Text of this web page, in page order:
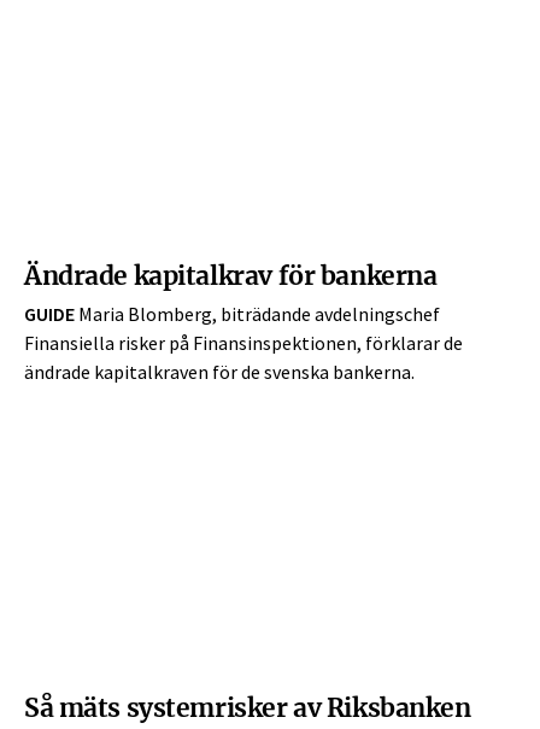
Ändrade kapitalkrav för bankerna
GUIDE Maria Blomberg, biträdande avdelningschef
Finansiella risker på Finans­inspektionen, förklarar de
ändrade kapitalkraven för de svenska bankerna.
Så mäts systemrisker av Riksbanken